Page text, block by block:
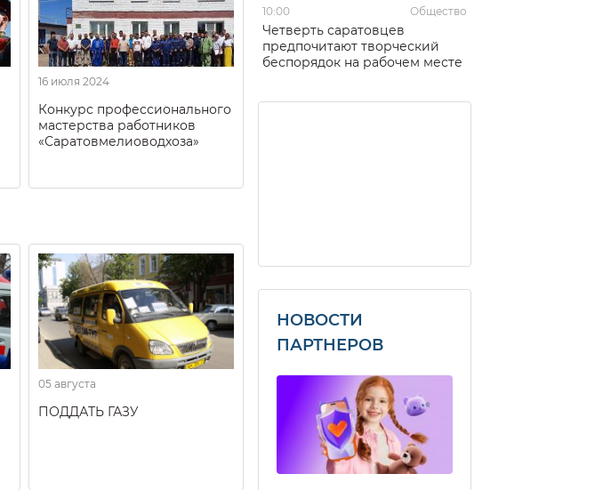
16 июля 2024
Конкурс профессионального
мастерства работников
«Саратовмелиоводхоза»
05 августа
ПОДДАТЬ ГАЗУ
10:00 Общество
Четверть саратовцев
предпочитают творческий
беспорядок на рабочем месте
НОВОСТИ
ПАРТНЕРОВ